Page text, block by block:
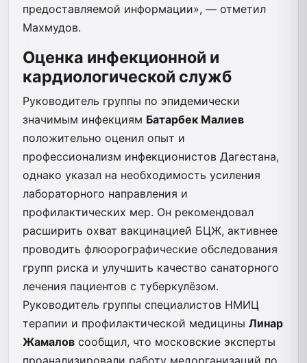
предоставляемой информации», — отметил
Махмудов.
Оценка инфекционной и
кардиологической служб
Руководитель группы по эпидемически
значимым инфекциям Батарбек Малиев
положительно оценил опыт и
профессионализм инфекционистов Дагестана,
однако указал на необходимость усиления
лабораторного направления и
профилактических мер. Он рекомендовал
расширить охват вакцинацией БЦЖ, активнее
проводить флюорографические обследования
групп риска и улучшить качество санаторного
лечения пациентов с туберкулёзом.
Руководитель группы специалистов НМИЦ
терапии и профилактической медицины Линар
Жамалов сообщил, что московские эксперты
проанализировали работу медорганизаций по